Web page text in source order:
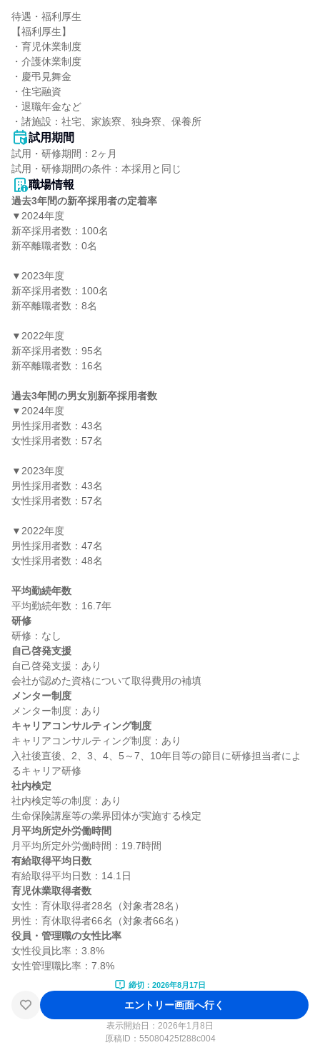
待遇・福利厚生
【福利厚生】
・育児休業制度
・介護休業制度
・慶弔見舞金
・住宅融資
・退職年金など
・諸施設：社宅、家族寮、独身寮、保養所
試用期間
試用・研修期間：2ヶ月
職場情報
過去3年間の新卒採用者の定着率
▼2024年度
新卒採用者数：100名
新卒離職者数：0名
▼2023年度
新卒採用者数：100名
新卒離職者数：8名
▼2022年度
新卒採用者数：95名
新卒離職者数：16名
過去3年間の男女別新卒採用者数
▼2024年度
男性採用者数：43名
女性採用者数：57名
▼2023年度
男性採用者数：43名
女性採用者数：57名
▼2022年度
男性採用者数：47名
女性採用者数：48名
平均勤続年数
研修
自己啓発支援
自己啓発支援：あり
メンター制度
キャリアコンサルティング制度
キャリアコンサルティング制度：あり
入社後直後、2、3、4、5～7、10年目等の節目に研修担当者によ
社内検定
社内検定等の制度：あり
月平均所定外労働時間
有給取得平均日数
育児休業取得者数
女性：育休取得者28名（対象者28名）
役員・管理職の女性比率
女性役員比率：3.8%
締切：2026年8月17日
エントリー画面へ行く
表示開始日：2026年1月8日
原稿ID： 55080425f288c004